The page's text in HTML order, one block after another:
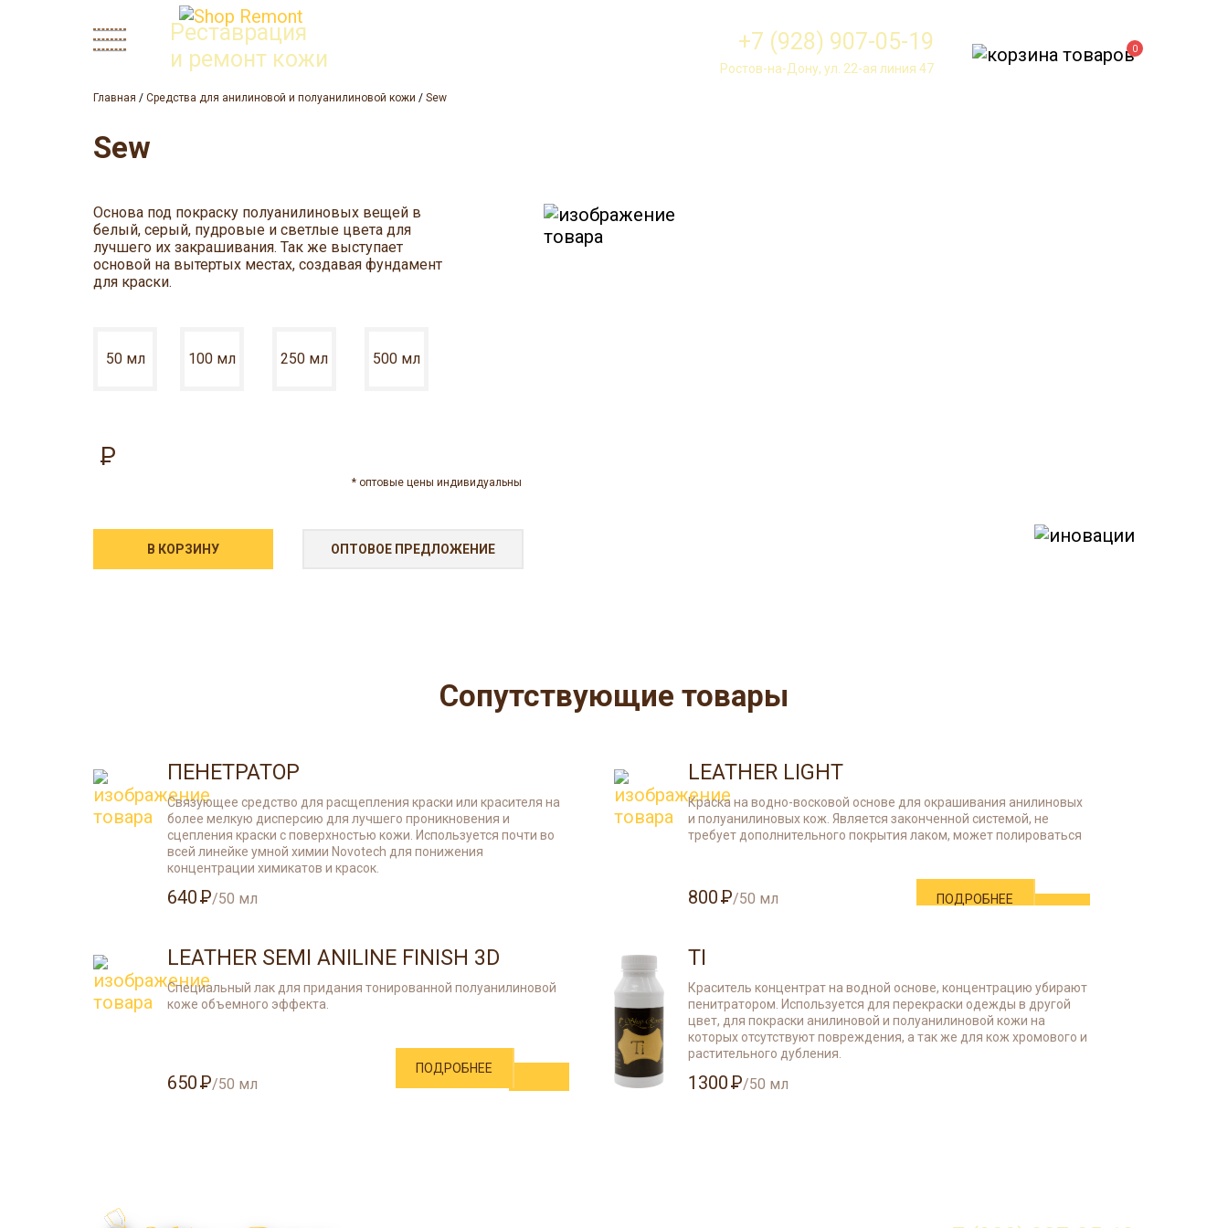
Реставрация
и ремонт кожи
+7 (928) 907-05-19
Ростов-на-Дону, ул. 22-ая линия 47
0
Главная / Средства для анилиновой и полуанилиновой кожи / Sew
Sew
Основа под покраску полуанилиновых вещей в
белый, серый, пудровые и светлые цвета для
лучшего их закрашивания. Так же выступает
основой на вытертых местах, создавая фундамент
для краски.
50 мл 100 мл 250 мл 500 мл
В КОРЗИНУ ОПТОВОЕ ПРЕДЛОЖЕНИЕ
Сопутствующие товары
ПЕНЕТРАТОР
Связующее средство для расщепления краски или красителя на
более мелкую дисперсию для лучшего проникновения и
сцепления краски с поверхностью кожи. Используется почти во
всей линейке умной химии Novotech для понижения
концентрации химикатов и красок.
640 /50 мл
LEATHER LIGHT
Краска на водно-восковой основе для окрашивания анилиновых
и полуанилиновых кож. Является законченной системой, не
требует дополнительного покрытия лаком, может полироваться
ПОДРОБНЕЕ
800 /50 мл
LEATHER SEMI ANILINE FINISH 3D
Специальный лак для придания тонированной полуанилиновой
коже объемного эффекта.
ПОДРОБНЕЕ
650 /50 мл
TI
Краситель концентрат на водной основе, концентрацию убирают
пенитратором. Используется для перекраски одежды в другой
цвет, для покраски анилиновой и полуанилиновой кожи на
которых отсутствуют повреждения, а так же для кож хромового и
растительного дубления.
1300 /50 мл